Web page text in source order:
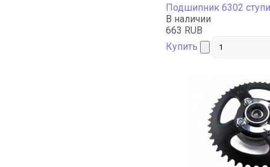
Подшипник 6302
В наличии
663 RUB
Купить